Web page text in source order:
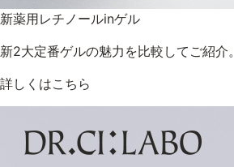
新薬用レチノールinゲル
新2大定番ゲルの魅力を比較してご紹介。
詳しくはこちら